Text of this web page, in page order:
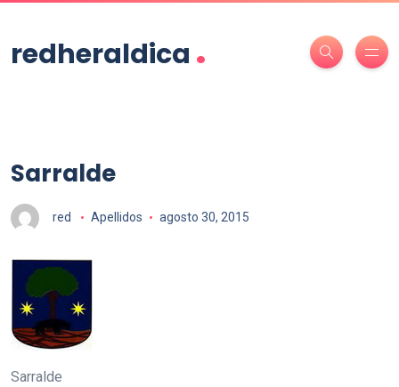
redheraldica .
Sarralde
red Apellidos agosto 30, 2015
Sarralde